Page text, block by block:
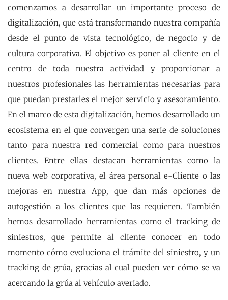
comenzamos a desarrollar un importante proceso de
digitalización, que está transformando nuestra compañía
desde el punto de vista tecnológico, de negocio y de
cultura corporativa. El objetivo es poner al cliente en el
centro de toda nuestra actividad y proporcionar a
nuestros profesionales las herramientas necesarias para
que puedan prestarles el mejor servicio y asesoramiento.
En el marco de esta digitalización, hemos desarrollado un
ecosistema en el que convergen una serie de soluciones
tanto para nuestra red comercial como para nuestros
clientes. Entre ellas destacan herramientas como la
nueva web corporativa, el área personal e-Cliente o las
mejoras en nuestra App, que dan más opciones de
autogestión a los clientes que las requieren. También
hemos desarrollado herramientas como el tracking de
siniestros, que permite al cliente conocer en todo
momento cómo evoluciona el trámite del siniestro, y un
tracking de grúa, gracias al cual pueden ver cómo se va
acercando la grúa al vehículo averiado.